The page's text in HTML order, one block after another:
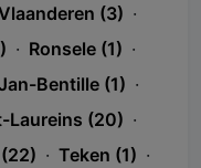
(3) ·
· Ronsele (1) ·
Bentille (1) ·
Laureins (20) ·
· Teken (1) ·